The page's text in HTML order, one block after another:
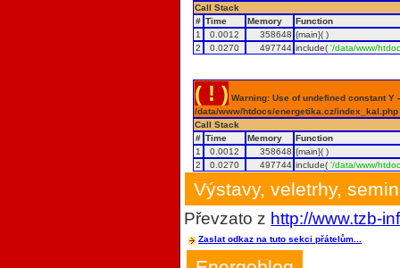
Call Stack
# Time Memory
Function
1
0.0012 358648 {main}( )
2
0.0270 497744 include('/data/www/
( ! ) Warning: Use of undefined constant
/data/www/htdocs/energetika.cz/
Call Stack
# Time Memory
Function
1
0.0012 358648 {main}( )
2
0.0270 497744 include('/data/www/
Výstavy, veletrhy,
Převzato z http://www.tzb-
Zaslat odkaz na tuto sekci přátelům...